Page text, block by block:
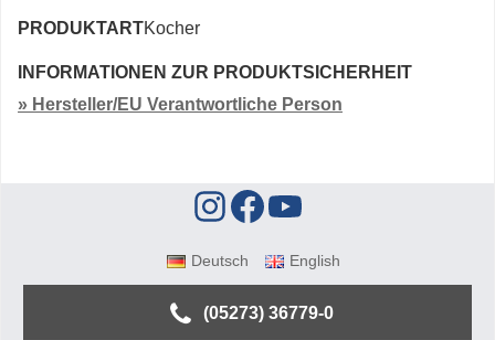
PRODUKTARTKocher
INFORMATIONEN ZUR PRODUKTSICHERHEIT
» Hersteller/EU Verantwortliche Person
Deutsch English
(05273) 36779-0